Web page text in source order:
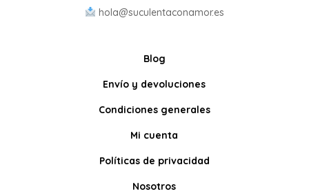
hola@suculentaconamor.es
Blog
Envío y devoluciones
Condiciones generales
Mi cuenta
Políticas de privacidad
Nosotros